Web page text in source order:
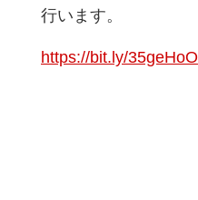
行います。
https://bit.ly/35geHoO